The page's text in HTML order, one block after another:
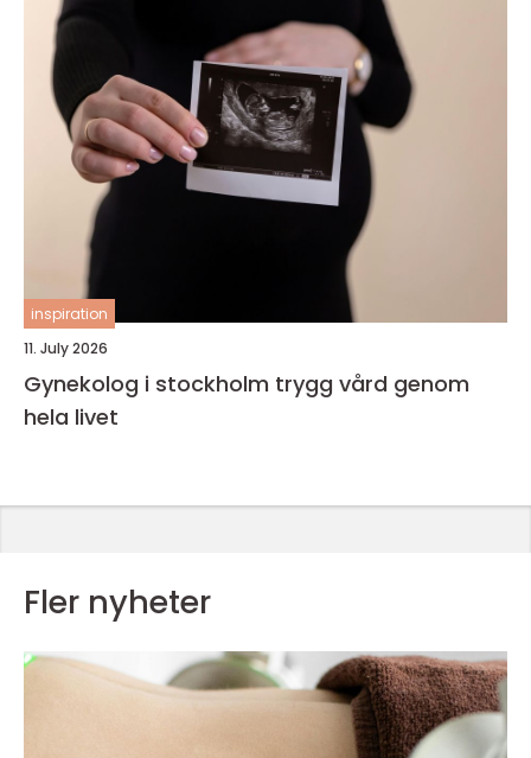
inspiration
11. July 2026
Gynekolog i stockholm trygg vård genom
hela livet
Fler nyheter